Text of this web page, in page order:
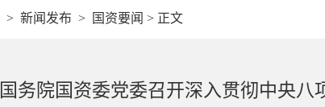
> 新闻发布 > 国资要闻 > 正文
国务院国资委党委召开深入贯彻中央